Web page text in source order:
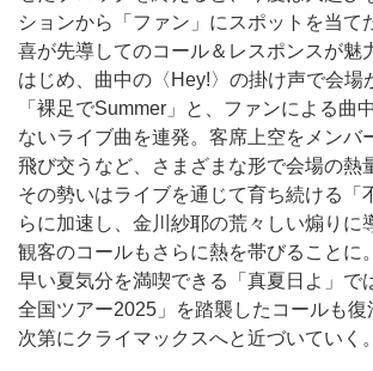
ションから「ファン」にスポットを当て
喜が先導してのコール＆レスポンスが
はじめ、曲中の〈Hey!〉の掛け声で会場
「裸足でSummer」と、ファンによる曲
ないライブ曲を連発。客席上空をメンバ
飛び交うなど、さまざまな形で会場の熱
その勢いはライブを通じて育ち続ける「
らに加速し、金川紗耶の荒々しい煽りに
観客のコールもさらに熱を帯びることに
早い夏気分を満喫できる「真夏日よ」で
全国ツアー2025」を踏襲したコールも復
次第にクライマックスへと近づいていく。